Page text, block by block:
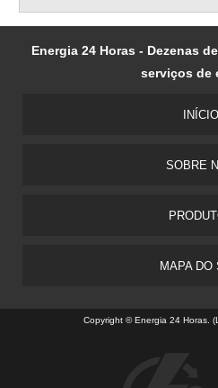
Energia 24 Horas - Dezenas
serviços de
INÍCIO
SOBRE
MAPA DO
Copyright © Energia 24 Horas.